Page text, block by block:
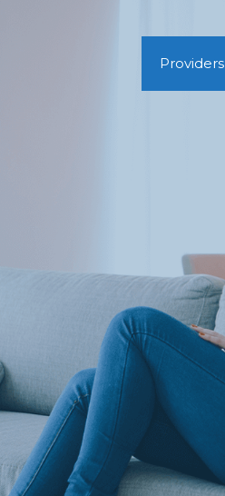
Providers